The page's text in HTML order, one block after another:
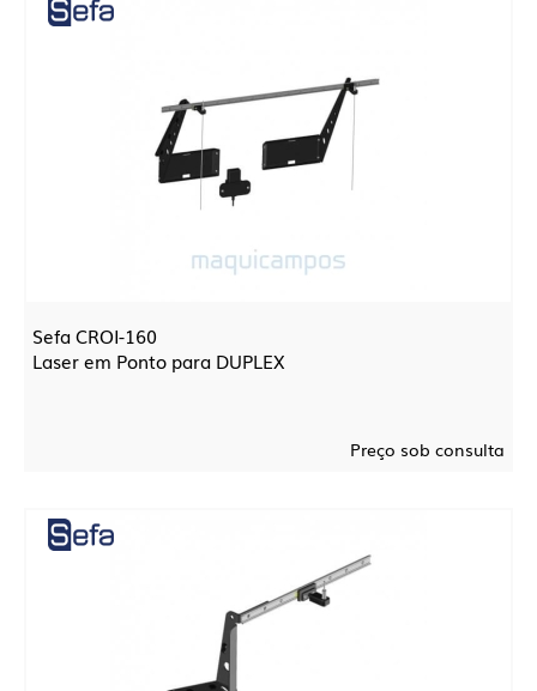
Sefa CROI-160
Laser em Ponto para DUPLEX
Preço sob consulta